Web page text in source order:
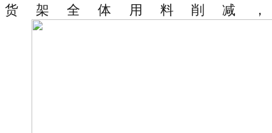
货架全体用料削减，